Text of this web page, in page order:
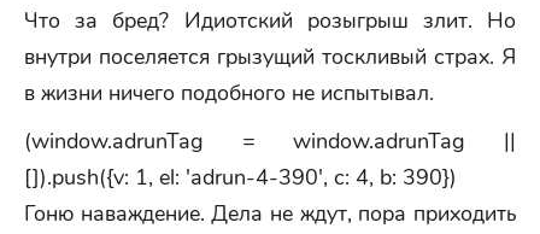
Что за бред? Идиотский розыгрыш злит. Но
внутри поселяется грызущий тоскливый страх. Я
в жизни ничего подобного не испытывал.
(window.adrunTag = window.adrunTag ||
[]).push({v: 1, el: 'adrun-4-390', c: 4, b: 390})
Гоню наваждение. Дела не ждут, пора приходить